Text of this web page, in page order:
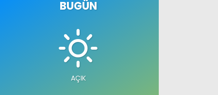
BUGÜN
AÇIK